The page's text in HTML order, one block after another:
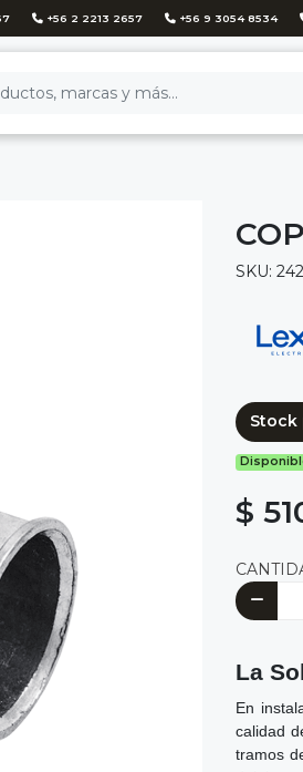
+56 2 2213 2657 +56 9 3054 8534
SKU:
Stock
$
La
En
calidad
tramos